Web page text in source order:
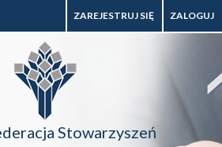
ZALOGUJ
ZAREJESTRUJ SIĘ
Stowarzyszeń